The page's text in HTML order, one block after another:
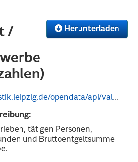
Herunterladen
/
api/values?kategorie_nr=8&rubrik_nr=5&periode=q&format=csv
tätigen Personen,
und Bruttoentgeltsumme